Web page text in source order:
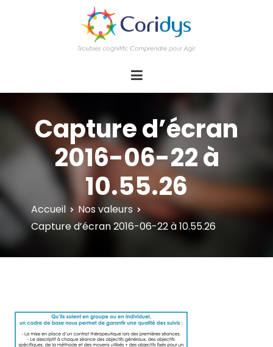
d'actions Information Accompagnement
Innovation/E­xpertise Formations autour des
Capture d’écran
2016-06-22 à
10.55.26
Accueil
Nos valeurs
Capture d’écran 2016-06-22 à 10.55.26